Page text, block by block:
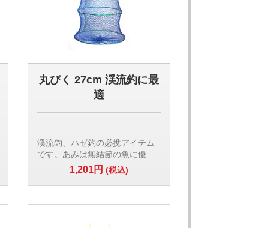
丸びく 27cm 渓流釣に最
適
渓流釣、ハゼ釣の必携アイテム
です。あみは無結節の魚に優し
い素材です。魚を入れた状態で
水につけて魚を活かすことがで
きます。入り口は開放されてい
あみ:ナイロン製 無結節5mm角
1,201円 (税込)